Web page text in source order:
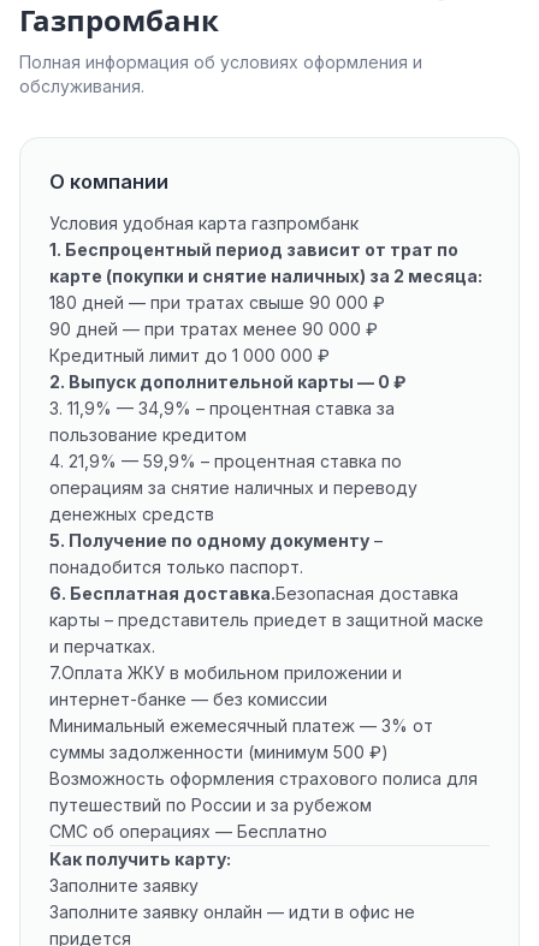
Газпромбанк
Полная информация об условиях оформления и
обслуживания.
О компании
Условия удобная карта газпромбанк
1. Беспроцентный период зависит от трат по
карте (покупки и снятие наличных) за 2 месяца:
180 дней — при тратах свыше 90 000 ₽
90 дней — при тратах менее 90 000 ₽
Кредитный лимит до 1 000 000 ₽
2. Выпуск дополнительной карты — 0 ₽
3. 11,9% — 34,9% – процентная ставка за
пользование кредитом
4. 21,9% — 59,9% – процентная ставка по
операциям за снятие наличных и переводу
денежных средств
5. Получение по одному документу –
понадобится только паспорт.
6. Бесплатная доставка.Безопасная доставка
карты – представитель приедет в защитной маске
и перчатках.
7.Оплата ЖКУ в мобильном приложении и
интернет-банке — без комиссии
Минимальный ежемесячный платеж — 3% от
суммы задолженности (минимум 500 ₽)
Возможность оформления страхового полиса для
путешествий по России и за рубежом
СМС об операциях — Бесплатно
Как получить карту:
Заполните заявку
Заполните заявку онлайн — идти в офис не
придется